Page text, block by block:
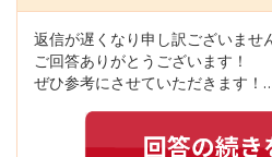
返信が遅くなり申し訳ございませ
ご回答ありがとうございます！
ぜひ参考にさせていただきます